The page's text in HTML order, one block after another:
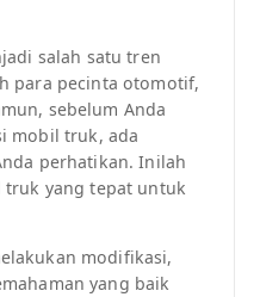
salah satu tren
para pecinta otomotif,
sebelum Anda
mobil truk, ada
perhatikan. Inilah
yang tepat untuk
modifikasi,
yang baik